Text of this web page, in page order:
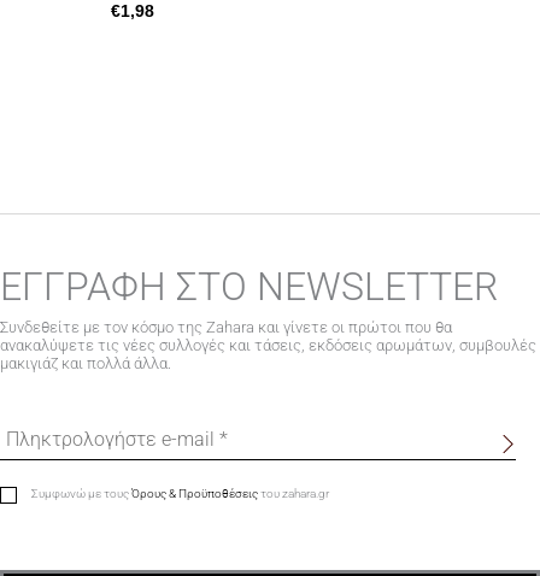
€1,98
ΕΓΓΡΑΦΗ ΣΤΟ NEWSLETTER
Συνδεθείτε με τον κόσμο της Zahara και γίνετε οι πρώτοι που θα
ανακαλύψετε τις νέες συλλογές και τάσεις, εκδόσεις αρωμάτων, συμβουλές
μακιγιάζ και πολλά άλλα.
Συμφωνώ με τουςΌρους & Προϋποθέσειςτου zahara.gr